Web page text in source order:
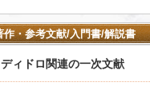
作・参考文献/入門書/解説書
ディドロ関連の一次文献